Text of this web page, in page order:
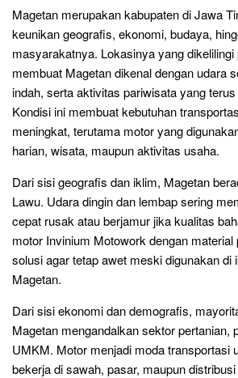
Magetan merupakan kabupaten di Jawa
keunikan geografis, ekonomi, budaya,
masyarakatnya. Lokasinya yang dikelilingi
membuat Magetan dikenal dengan udara
indah, serta aktivitas pariwisata yang
Kondisi ini membuat kebutuhan
meningkat, terutama motor yang
harian, wisata, maupun aktivitas usaha.
Dari sisi geografis dan iklim, Magetan
Lawu. Udara dingin dan lembap sering
cepat rusak atau berjamur jika kualitas
motor Invinium Motowork dengan material
solusi agar tetap awet meski digunakan di
Magetan.
Dari sisi ekonomi dan demografis,
Magetan mengandalkan sektor pertanian,
UMKM. Motor menjadi moda transportasi
bekerja di sawah, pasar, maupun